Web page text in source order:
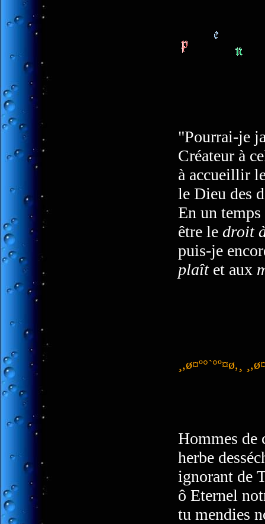
"Pourrai-je
Créateur à
à accueillir
le Dieu des
En un
être le droit
puis-je
plaîtet aux
¸,ø¤º°`°º¤ø,¸
Hommes de
herbe
ignorant de
ô Eternel
tu mendies